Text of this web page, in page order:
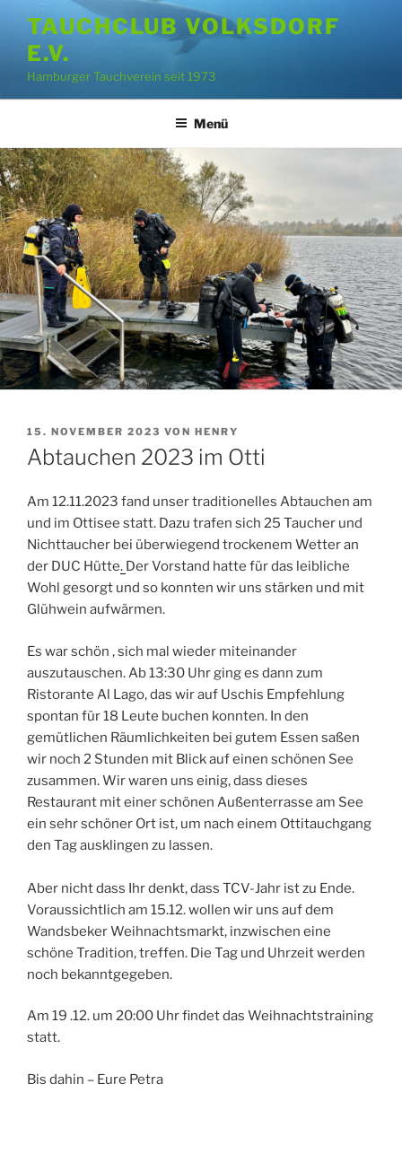
Inhalt
springen
TAUCHCLUB VOLKSDORF
E.V.
Hamburger Tauchverein seit 1973
Menü
VERÖFFENTLICHT
AM
15. NOVEMBER 2023 VON HENRY
Abtauchen 2023 im Otti
Am 12.11.2023 fand unser traditionelles Abtauchen am
und im Ottisee statt. Dazu trafen sich 25 Taucher und
Nichttaucher bei überwiegend trockenem Wetter an
der DUC Hütte. Der Vorstand hatte für das leibliche
Wohl gesorgt und so konnten wir uns stärken und mit
Glühwein aufwärmen.
Es war schön , sich mal wieder miteinander
auszutauschen. Ab 13:30 Uhr ging es dann zum
Ristorante Al Lago, das wir auf Uschis Empfehlung
spontan für 18 Leute buchen konnten. In den
gemütlichen Räumlichkeiten bei gutem Essen saßen
wir noch 2 Stunden mit Blick auf einen schönen See
zusammen. Wir waren uns einig, dass dieses
Restaurant mit einer schönen Außenterrasse am See
ein sehr schöner Ort ist, um nach einem Ottitauchgang
den Tag ausklingen zu lassen.
Aber nicht dass Ihr denkt, dass TCV-Jahr ist zu Ende.
Voraussichtlich am 15.12. wollen wir uns auf dem
Wandsbeker Weihnachtsmarkt, inzwischen eine
schöne Tradition, treffen. Die Tag und Uhrzeit werden
noch bekanntgegeben.
Am 19 .12. um 20:00 Uhr findet das Weihnachtstraining
statt.
Bis dahin – Eure Petra